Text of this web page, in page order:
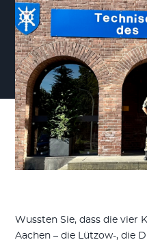
Wussten Sie, dass die vier
Aachen – die Lützow-, die